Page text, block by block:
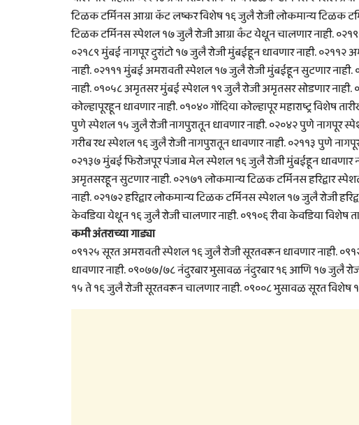
टिळक टर्मिनस आग्रा कॅट लष्कर विशेष १६ जुलै रोजी लोकमान्य टिळक
टिळक टर्मिनस स्पेशल १७ जुलै रोजी आग्रा कँट येथून चालणार नाही.
०२१८९ मुंबई नागपूर दुरांटो १७ जुलै रोजी मुंबईहून धावणार नाही.
नाही. ०२१११ मुंबई अमरावती स्पेशल १७ जुलै रोजी मुंबईहून सुटणार
नाही. ०१०५८ अमृतसर मुंबई स्पेशल १९ जुलै रोजी अमृतसर सोडणार नाही.
कोल्हापूरहून धावणार नाही. ०१०४० गोंदिया कोल्हापूर महाराष्ट्र विशेष
पुणे स्पेशल १५ जुलै रोजी नागपुरातून धावणार नाही. ०२०४२ पुणे नागपूर
गरीब रथ स्पेशल १६ जुलै रोजी नागपुरातून धावणार नाही. ०२११३ पुणे
०२१३७ मुंबई फिरोजपूर पंजाब मेल स्पेशल १६ जुलै रोजी मुंबईहून धावणार
अमृतसरहून सुटणार नाही. ०२१७१ लोकमान्य टिळक टर्मिनस हरिद्वार
नाही. ०२१७२ हरिद्वार लोकमान्य टिळक टर्मिनस स्पेशल १७ जुलै रोजी
केवडिया येथून १६ जुलै रोजी चालणार नाही. ०९१०६ रीवा केवडिया विशेष
कमी अंतराच्या गाड्या
०९१२५ सूरत अमरावती स्पेशल १६ जुलै रोजी सूरतवरून धावणार नाही.
धावणार नाही. ०९०७७/७८ नंदुरबार भुसावळ नंदुरबार १६ आणि १७ जुलै
१५ ते १६ जुलै रोजी सूरतवरून चालणार नाही. ०९००८ भुसावळ सूरत